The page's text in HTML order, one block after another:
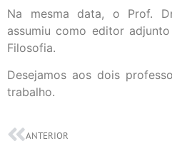
Na mesma data, o Prof.
assumiu como editor
Filosofia.
Desejamos aos dois
trabalho.
ANTERIOR